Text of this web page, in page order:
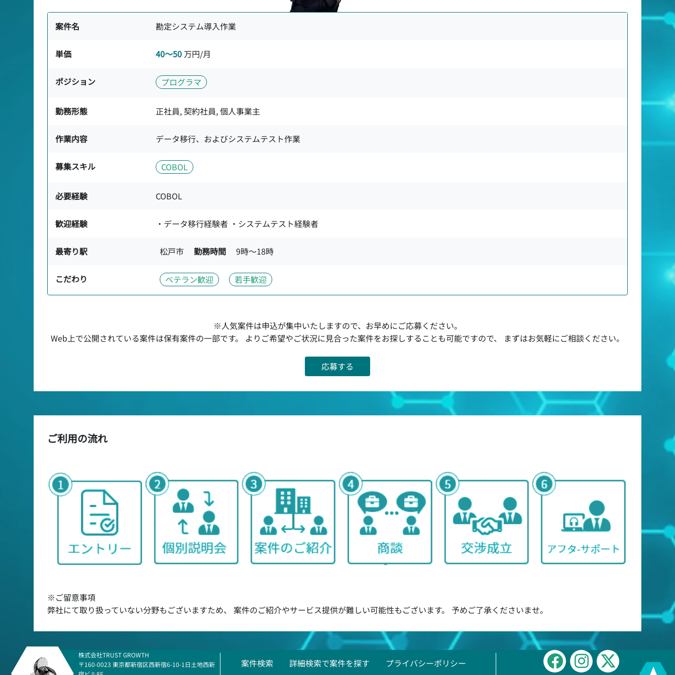
案件名 勘定システム導入作業
単価 40〜50 万円/月
ポジション プログラマ
勤務形態 正社員, 契約社員, 個人事業主
作業内容 データ移行、およびシステムテスト作業
募集スキル COBOL
必要経験 COBOL
歓迎経験 ・データ移行経験者 ・システムテスト経験者
最寄り駅 松戸市 勤務時間 9時〜18時
こだわり ベテラン歓迎 若手歓迎
※人気案件は申込が集中いたしますので、お早めにご応募ください。
Web上で公開されている案件は保有案件の一部です。 よりご希望やご状況に見合った案件をお探しすることも可能ですので、 まずはお気軽にご相談ください。
応募する
ご利用の流れ
※ご留意事項
弊社にて取り扱っていない分野もございますため、 案件のご紹介やサービス提供が難しい可能性もございます。 予めご了承くださいませ。
株式会社TRUST GROWTH
〒160-0023 東京都新宿区西新宿6-10-1日土地西新
案件検索 詳細検索で案件を探す
プライバシーポリシー